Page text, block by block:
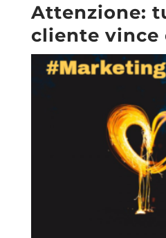
Attenzione:
cliente vince